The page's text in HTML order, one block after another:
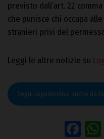
previsto dall’art. 22
che punisce chi occupa
stranieri privi del
Leggi le altre notizie su
Segui Logudorolive anche da